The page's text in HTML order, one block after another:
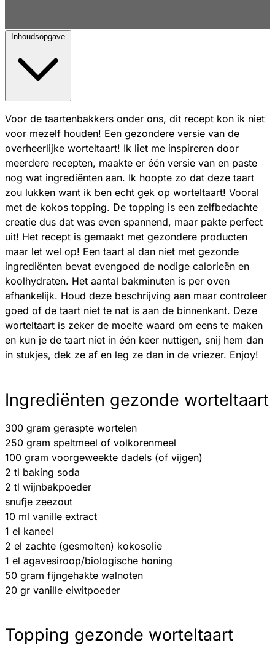
Inhoudsopgave
Voor de taartenbakkers onder ons, dit recept kon ik niet
voor mezelf houden! Een gezondere versie van de
overheerlijke worteltaart! Ik liet me inspireren door
meerdere recepten, maakte er één versie van en paste
nog wat ingrediënten aan. Ik hoopte zo dat deze taart
zou lukken want ik ben echt gek op worteltaart! Vooral
met de kokos topping. De topping is een zelfbedachte
creatie dus dat was even spannend, maar pakte perfect
uit! Het recept is gemaakt met gezondere producten
maar let wel op! Een taart al dan niet met gezonde
ingrediënten bevat evengoed de nodige calorieën en
koolhydraten. Het aantal bakminuten is per oven
afhankelijk. Houd deze beschrijving aan maar controleer
goed of de taart niet te nat is aan de binnenkant. Deze
worteltaart is zeker de moeite waard om eens te maken
en kun je de taart niet in één keer nuttigen, snij hem dan
in stukjes, dek ze af en leg ze dan in de vriezer. Enjoy!
Ingrediënten gezonde worteltaart
300 gram geraspte wortelen
250 gram speltmeel of volkorenmeel
100 gram voorgeweekte dadels (of vijgen)
2 tl baking soda
2 tl wijnbakpoeder
snufje zeezout
10 ml vanille extract
1 el kaneel
2 el zachte (gesmolten) kokosolie
1 el agavesiroop/biologische honing
50 gram fijngehakte walnoten
20 gr vanille eiwitpoeder
Topping gezonde worteltaart